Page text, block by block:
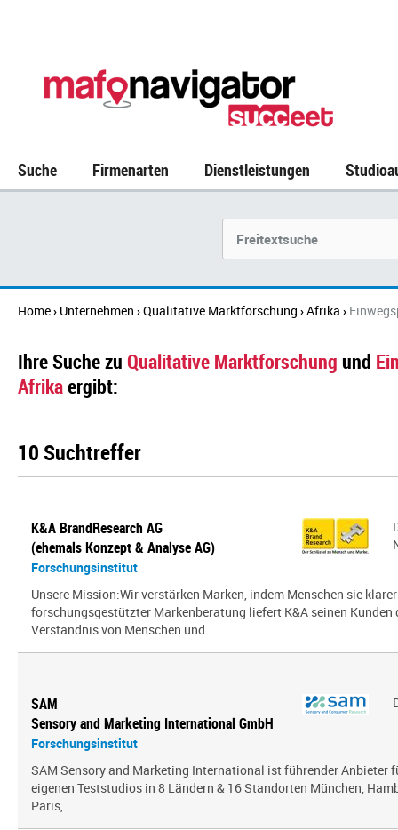
Suche Firmenarten Dienstleistungen
Home› Unternehmen ›Qualitative Marktforschung ›Afrika ›
Ihre Suche zu Qualitative Marktforschung und
Afrikaergibt:
10 Suchtreffer
K&A BrandResearch AG
(ehemals Konzept & Analyse AG)
Forschungsinstitut
Unsere Mission:Wir verstärken Marken, indem Menschen sie
forschungsgestützter Markenberatung liefert K&A seinen Kunden
Verständnis von Menschen und ...
SAM
Sensory and Marketing International GmbH
Forschungsinstitut
SAM Sensory and Marketing International ist führender Anbieter
eigenen Teststudios in 8 Ländern & 16 Standorten München,
Paris, ...